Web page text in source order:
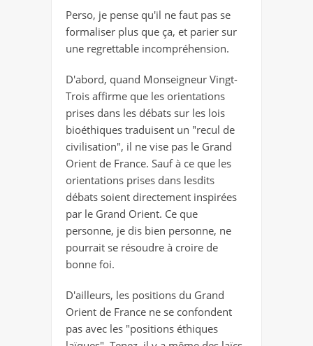
Perso, je pense qu'il ne faut pas se
formaliser plus que ça, et parier sur
une regrettable incompréhension.
D'abord, quand Monseigneur Vingt-
Trois affirme que les orientations
prises dans les débats sur les lois
bioéthiques traduisent un "recul de
civilisation", il ne vise pas le Grand
Orient de France. Sauf à ce que les
orientations prises dans lesdits
débats soient directement inspirées
par le Grand Orient. Ce que
personne, je dis bien personne, ne
pourrait se résoudre à croire de
bonne foi.
D'ailleurs, les positions du Grand
Orient de France ne se confondent
pas avec les "positions éthiques